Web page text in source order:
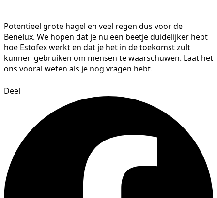
Potentieel grote hagel en veel regen dus voor de
Benelux. We hopen dat je nu een beetje duidelijker hebt
hoe Estofex werkt en dat je het in de toekomst zult
kunnen gebruiken om mensen te waarschuwen. Laat het
ons vooral weten als je nog vragen hebt.
Deel